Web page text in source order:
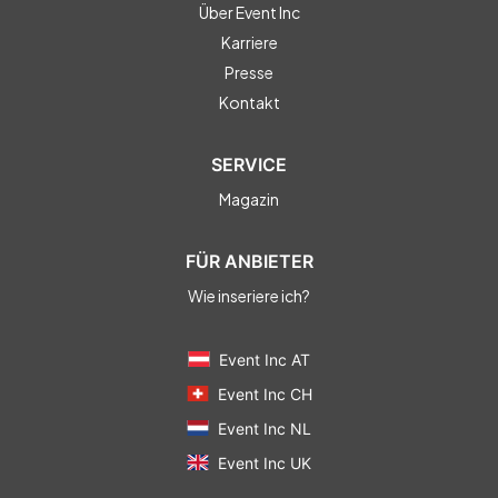
Über Event Inc
Karriere
Presse
Kontakt
SERVICE
Magazin
FÜR ANBIETER
Wie inseriere ich?
Event Inc AT
Event Inc CH
Event Inc NL
Event Inc UK